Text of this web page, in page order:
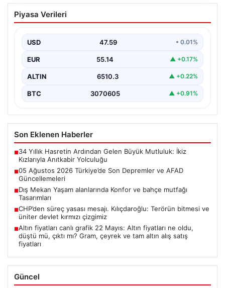
05 Ağustos 2026 Türkiye’de Son
Depremler ve AFAD Güncellemeleri
05 Ağustos 2026 tarihinde gerçekleşen depremlerle
ilgili son…
Piyasa Verileri
USD 47.59 • 0.01%
EUR 55.14 ▲ +0.17%
ALTIN 6510.3 ▲ +0.22%
BTC 3070605 ▲ +0.91%
Son Eklenen Haberler
■34 Yıllık Hasretin Ardından Gelen Büyük Mutluluk: İkiz
Kızlarıyla Anıtkabir Yolculuğu
■05 Ağustos 2026 Türkiye’de Son Depremler ve AFAD
Güncellemeleri
■Dış Mekan Yaşam alanlarında Konfor ve bahçe mutfağı
Tasarımları
■CHP’den süreç yasası mesajı. Kılıçdaroğlu: Terörün bitmesi ve
üniter devlet kırmızı çizgimiz
■Altın fiyatları canlı grafik 22 Mayıs: Altın fiyatları ne oldu,
düştü mü, çıktı mı? Gram, çeyrek ve tam altın alış satış
fiyatları
Güncel